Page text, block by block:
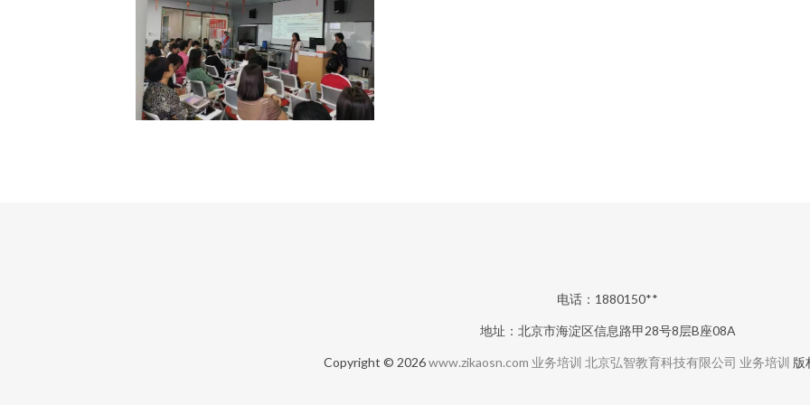
电话：1880150**
地址：北京市海淀区信息路甲28号8层B座08A
Copyright © 2026www.zikaosn.com 业务培训 北京弘智教育科技有限公司 业务培训 版